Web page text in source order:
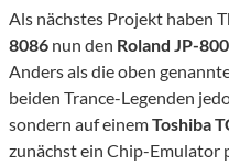
Als nächstes Projekt haben
8086 nun den Roland JP-
Anders als die oben
beiden Trance-Legenden
sondern auf einemToshiba
zunächst ein Chip-Emulator